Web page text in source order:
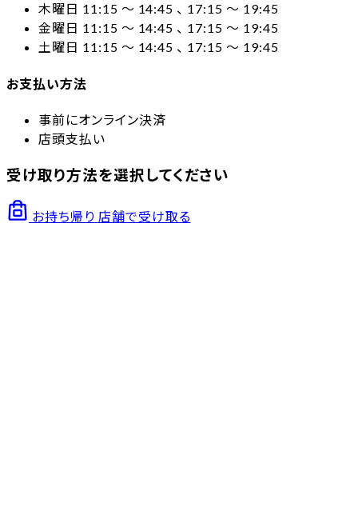
木曜日 11:15 〜 14:45 、 17:15 〜 19:45
金曜日 11:15 〜 14:45 、 17:15 〜 19:45
土曜日 11:15 〜 14:45 、 17:15 〜 19:45
お支払い方法
事前にオンライン決済
店頭支払い
受け取り方法を選択してください
お持ち帰り 店舗で受け取る